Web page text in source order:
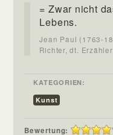
= Zwar nicht
Lebens.
Jean Paul (1763-
Richter, dt. Erzähler
KATEGORIEN:
Kunst
Bewertung: